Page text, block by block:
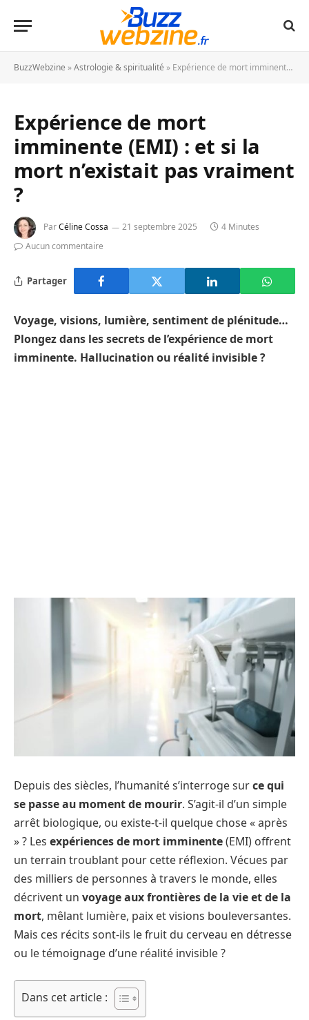
BuzzWebzine »Astrologie & spiritualité » Expérience de mort imminente (EMI) : et si la mort n’existait pas vraiment ?
Expérience de mort
imminente (EMI) : et si la
mort n’existait pas vraiment
?
ParCéline Cossa 21 septembre 2025
4 Minutes
Aucun commentaire
Partager
Voyage, visions, lumière, sentiment de plénitude…
Plongez dans les secrets de l’expérience de mort
imminente. Hallucination ou réalité invisible ?
Depuis des siècles, l’humanité s’interroge surce qui
se passe au moment de mourir. S’agit-il d’un simple
arrêt biologique, ou existe-t-il quelque chose « après
» ? Les expériences de mort imminente(EMI) offrent
un terrain troublant pour cette réflexion. Vécues par
des milliers de personnes à travers le monde, elles
décrivent un voyage aux frontières de la vie et de la
mort, mêlant lumière, paix et visions bouleversantes.
Mais ces récits sont-ils le fruit du cerveau en détresse
ou le témoignage d’une réalité invisible ?
Dans cet article :